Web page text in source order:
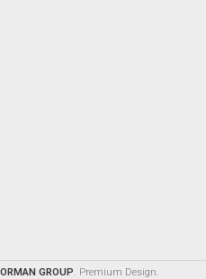
GROUP. Premium Design.